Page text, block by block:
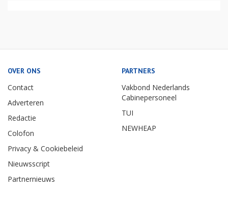
OVER ONS
Contact
Adverteren
Redactie
Colofon
Privacy & Cookiebeleid
Nieuwsscript
Partnernieuws
PARTNERS
Vakbond Nederlands
Cabinepersoneel
TUI
NEWHEAP